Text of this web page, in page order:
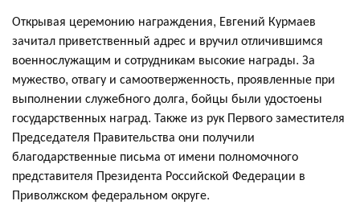
Открывая церемонию награждения, Евгений Курмаев
зачитал приветственный адрес и вручил отличившимся
военнослужащим и сотрудникам высокие награды. За
мужество, отвагу и самоотверженность, проявленные при
выполнении служебного долга, бойцы были удостоены
государственных наград. Также из рук Первого заместителя
Председателя Правительства они получили
благодарственные письма от имени полномочного
представителя Президента Российской Федерации в
Приволжском федеральном округе.